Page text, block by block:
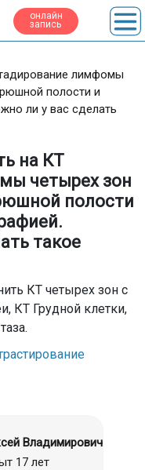
онлайн
запись
лимфомы
полости и
ли у вас сделать
на КТ
четырех зон
полости
такое
КТ четырех зон с
КТ Грудной клетки,
Владимирович
17 лет